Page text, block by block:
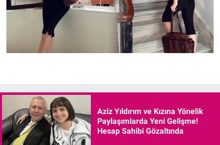
Aziz Yıldırım ve Kızına Yönelik
Paylaşımlarda Yeni Gelişme!
Hesap Sahibi Gözaltında